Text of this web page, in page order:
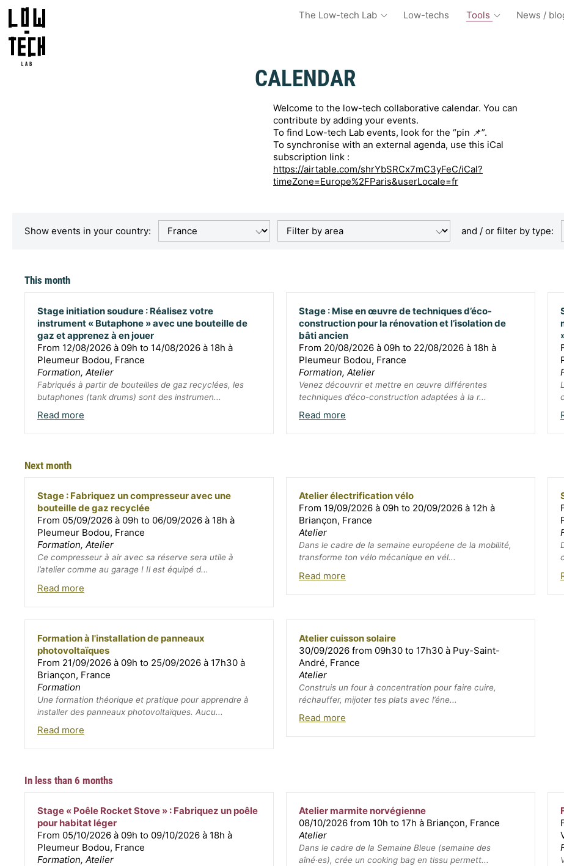
The Low-tech Lab Low-techs Tools News /
CALENDAR
Welcome to the low-tech collaborative calendar. You can
contribute by adding your events.
To find Low-tech Lab events, look for the “pin 📌”.
To synchronise with an external agenda, use this iCal
subscription link :
https://airtable.com/shrYbSRCx7mC3yFeC/iCal?
timeZone=Europe%2FParis&userLocale=fr
Show events in your country: and / or filter by type:
This month
Stage initiation soudure : Réalisez votre
instrument « Butaphone » avec une bouteille de
gaz et apprenez à en jouer
From 12/08/2026 à 09h to 14/08/2026 à 18h à
Pleumeur Bodou, France
Formation, Atelier
Fabriqués à partir de bouteilles de gaz recyclées, les
butaphones (tank drums) sont des instrumen...
Read more
Stage : Mise en œuvre de techniques d’éco-
construction pour la rénovation et l’isolation de
bâti ancien
From 20/08/2026 à 09h to 22/08/2026 à 18h à
Pleumeur Bodou, France
Formation, Atelier
Venez découvrir et mettre en œuvre différentes
techniques d’éco-construction adaptées à la r...
Read more
Next month
Stage : Fabriquez un compresseur avec une
bouteille de gaz recyclée
From 05/09/2026 à 09h to 06/09/2026 à 18h à
Pleumeur Bodou, France
Formation, Atelier
Ce compresseur à air avec sa réserve sera utile à
l’atelier comme au garage ! Il est équipé d...
Read more
Atelier électrification vélo
From 19/09/2026 à 09h to 20/09/2026 à 12h à
Briançon, France
Atelier
Dans le cadre de la semaine européene de la mobilité,
transforme ton vélo mécanique en vél...
Read more
Formation à l'installation de panneaux
photovoltaïques
From 21/09/2026 à 09h to 25/09/2026 à 17h30 à
Briançon, France
Formation
Une formation théorique et pratique pour apprendre à
installer des panneaux photovoltaïques. Aucu...
Read more
Atelier cuisson solaire
30/09/2026 from 09h30 to 17h30 à Puy-Saint-
André, France
Atelier
Construis un four à concentration pour faire cuire,
réchauffer, mijoter tes plats avec l’éne...
Read more
In less than 6 months
Stage « Poêle Rocket Stove » : Fabriquez un poêle
pour habitat léger
From 05/10/2026 à 09h to 09/10/2026 à 18h à
Pleumeur Bodou, France
Formation, Atelier
Atelier marmite norvégienne
08/10/2026 from 10h to 17h à Briançon, France
Atelier
Dans le cadre de la Semaine Bleue (semaine des
aîné·es), crée un cooking bag en tissu permett...